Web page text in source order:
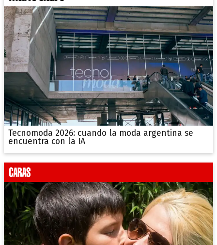
Tecnomoda 2026: cuando la moda argentina se
encuentra con la IA